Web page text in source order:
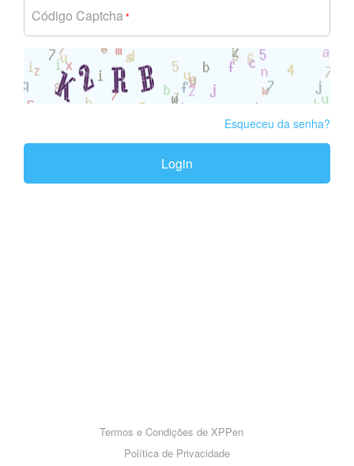
Código Captcha*
Esqueceu da senha?
Login
Termos e Condições de XPPen
Política de Privacidade